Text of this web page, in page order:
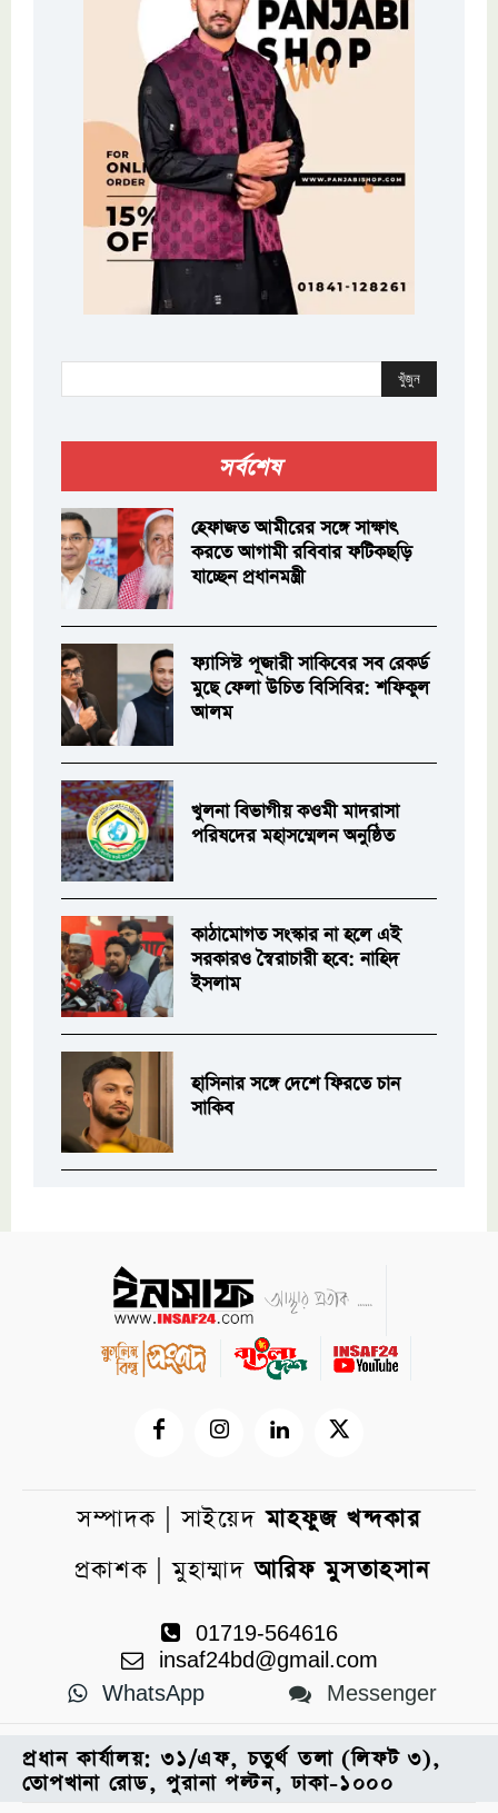
খুঁজুন
সর্বশেষ
হেফাজত আমীরের সঙ্গে সাক্ষাৎ
করতে আগামী রবিবার ফটিকছড়ি
যাচ্ছেন প্রধানমন্ত্রী
ফ্যাসিস্ট পূজারী সাকিবের সব রেকর্ড
মুছে ফেলা উচিত বিসিবির: শফিকুল
আলম
খুলনা বিভাগীয় কওমী মাদরাসা
পরিষদের মহাসম্মেলন অনুষ্ঠিত
কাঠামোগত সংস্কার না হলে এই
সরকারও স্বৈরাচারী হবে: নাহিদ
ইসলাম
হাসিনার সঙ্গে দেশে ফিরতে চান
সাকিব
সম্পাদক | সাইয়েদমাহফুজ খন্দকার
প্রকাশক | মুহাম্মাদআরিফ মুসতাহসান
01719-564616
insaf24bd@gmail.com
WhatsApp
Messenger
প্রধান কার্যালয়: ৩১/এফ, চতুর্থ তলা (লিফট ৩),
তোপখানা রোড, পুরানা পল্টন, ঢাকা-১০০০